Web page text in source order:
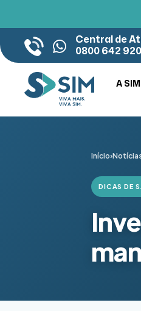
Central de
0800 642
A SIM
Início›
DICAS DE